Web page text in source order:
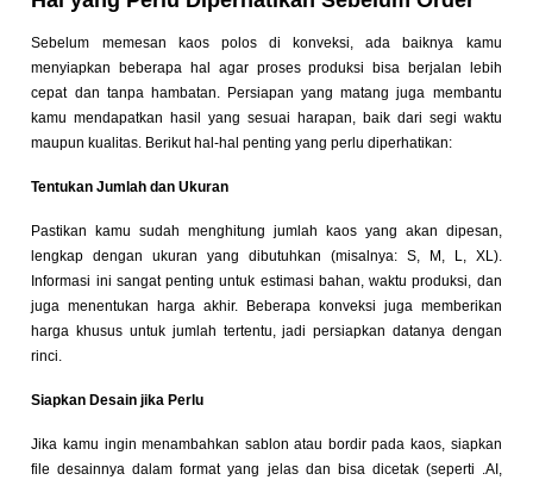
Sebelum memesan kaos polos di konveksi, ada baiknya kamu
menyiapkan beberapa hal agar proses produksi bisa berjalan lebih
cepat dan tanpa hambatan. Persiapan yang matang juga membantu
kamu mendapatkan hasil yang sesuai harapan, baik dari segi waktu
maupun kualitas. Berikut hal-hal penting yang perlu diperhatikan:
Tentukan Jumlah dan Ukuran
Pastikan kamu sudah menghitung jumlah kaos yang akan dipesan,
lengkap dengan ukuran yang dibutuhkan (misalnya: S, M, L, XL).
Informasi ini sangat penting untuk estimasi bahan, waktu produksi, dan
juga menentukan harga akhir. Beberapa konveksi juga memberikan
harga khusus untuk jumlah tertentu, jadi persiapkan datanya dengan
rinci.
Siapkan Desain jika Perlu
Jika kamu ingin menambahkan sablon atau bordir pada kaos, siapkan
file desainnya dalam format yang jelas dan bisa dicetak (seperti .AI,